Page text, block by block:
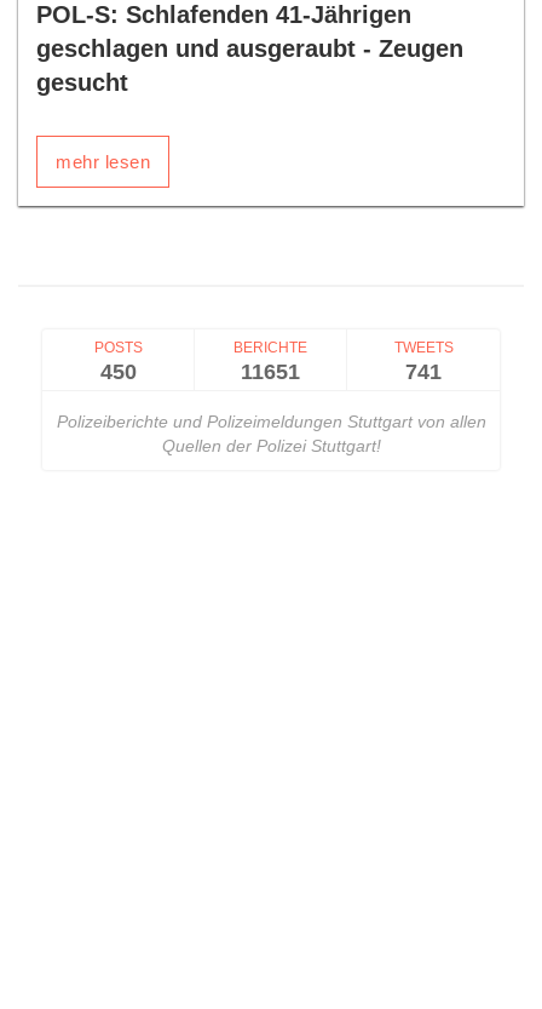
POL-S: Schlafenden 41-Jährigen
geschlagen und ausgeraubt - Zeugen
gesucht
mehr lesen
POSTS
450
BERICHTE
11651
TWEETS
741
Polizeiberichte und Polizeimeldungen Stuttgart von allen
Quellen der Polizei Stuttgart!